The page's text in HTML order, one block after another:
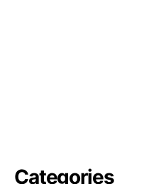
Categories